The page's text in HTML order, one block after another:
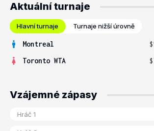
Aktuální turnaje
Hlavní turnaje Turnaje nižší úrovně
Montreal
Toronto WTA
Vzájemné zápasy